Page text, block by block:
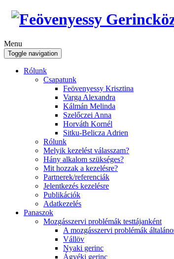
Menu
Toggle navigation
Rólunk
Csapatunk
Feövenyessy Krisztina
Varga Alexandra
Kálmán Melinda
Szelőczei Anna
Horváth Kornél
Sitku-Belicza Adrien
Rólunk
Melyik kezelést válasszam?
Hány alkalom szükséges?
Mit hozzak a kezelésre?
Partnerek/referenciák
Jelentkezés kezelésre
Publikációk
Adatkezelés
Panaszok
Mozgásszervi problémák testtájanként
A mozgásszervi problémák
Vállöv
Nyaki gerinc
Ágyéki gerinc